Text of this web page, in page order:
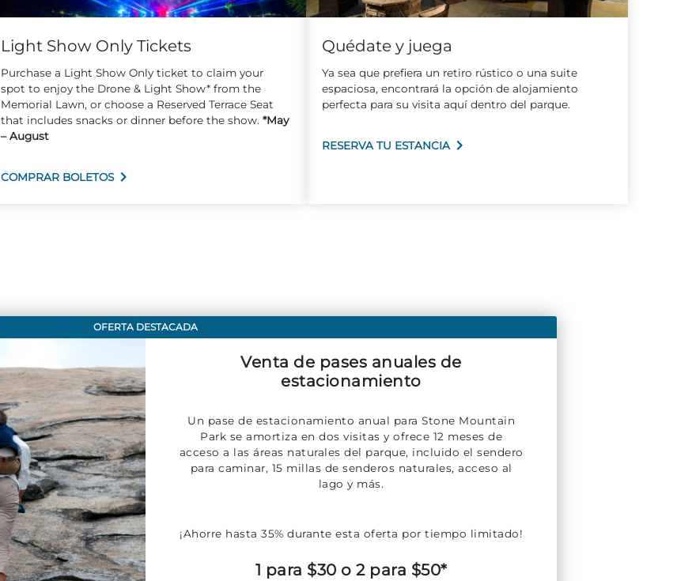
Light Show Only Tickets
Purchase a Light Show Only ticket to claim your
spot to enjoy the Drone & Light Show* from the
Memorial Lawn, or choose a Reserved Terrace Seat
that includes snacks or dinner before the show. *May
– August
COMPRAR BOLETOS
Quédate y juega
Ya sea que prefiera un retiro rústico o una suite
espaciosa, encontrará la opción de alojamiento
perfecta para su visita aquí dentro del parque.
RESERVA TU ESTANCIA
OFERTA DESTACADA
Venta de pases anuales de
estacionamiento
Un pase de estacionamiento anual para Stone Mountain
Park se amortiza en dos visitas y ofrece 12 meses de
acceso a las áreas naturales del parque, incluido el sendero
para caminar, 15 millas de senderos naturales, acceso al
lago y más.
¡Ahorre hasta 35% durante esta oferta por tiempo limitado!
1 para $30 o 2 para $50*